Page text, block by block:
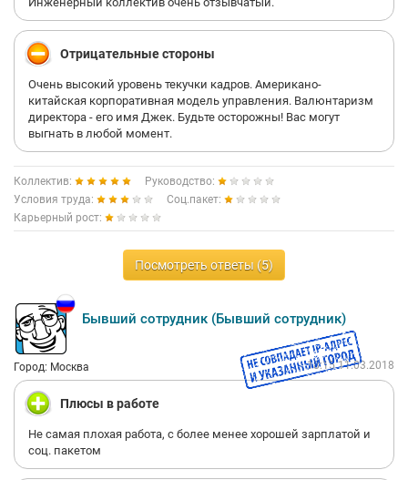
Рядового инженера тоже могут сделать козлом отпущения и
попросить в любой момент изза плохой производительности.
Стабильность не ощущается.
результативность перекладывается сверху – вниз.
Из остального – коллектив дружелюбный, условия труда
хорошие.
Будем надеется, что несмотря на эти проблемы, со временем
компания вырастет в эффективный и трудоспособный
коллектив.
Отрицательные стороны
Очень высокий уровень текучки кадров. Американо-
китайская корпоративная модель управления. Валюнтаризм
директора - его имя Джек. Будьте осторожны! Вас могут
выгнать в любой момент.
Коллектив:
Руководство:
Условия труда:
Соц.пакет:
Карьерный рост:
Посмотреть ответы (5)
Бывший сотрудник (Бывший сотрудник)
Город: Москва 18:15 11.03.2018
Плюсы в работе
Не самая плохая работа, с более менее хорошей зарплатой и
соц. пакетом